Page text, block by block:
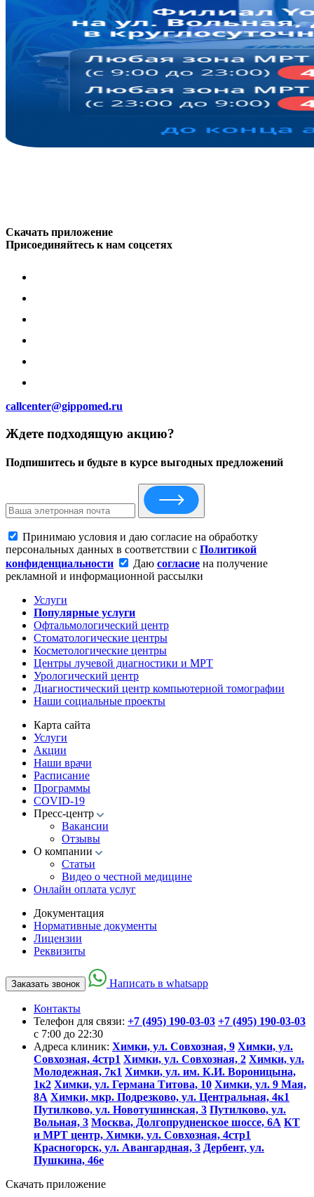
Скачать приложение
Присоединяйтесь к нам соцсетях
callcenter@gippomed.ru
Ждете подходящую акцию?
Подпишитесь и будьте в курсе выгодных предложений
Принимаю условия и даю согласие на обработку
персональных данных в соответствии с Политикой
конфиденциальности
Даю согласие на получение
рекламной и информационной рассылки
Услуги
Популярные услуги
Офтальмологический центр
Стоматологические центры
Косметологические центры
Центры лучевой диагностики и МРТ
Урологический центр
Диагностический центр компьютерной томографии
Наши социальные проекты
Карта сайта
Услуги
Акции
Наши врачи
Расписание
Программы
COVID-19
Пресс-центр
Вакансии
Отзывы
О компании
Статьи
Видео о честной медицине
Онлайн оплата услуг
Документация
Нормативные документы
Лицензии
Реквизиты
Заказать звонок Написать в whatsapp
Контакты
Телефон для связи: +7 (495) 190-03-03 +7 (495) 190-03-03
c 7:00 до 22:30
Адреса клиник: Химки, ул. Совхозная, 9 Химки, ул.
Совхозная, 4стр1 Химки, ул. Совхозная, 2 Химки, ул.
Молодежная, 7к1 Химки, ул. им. К.И. Вороницына,
1к2 Химки, ул. Германа Титова, 10 Химки, ул. 9 Мая,
8А Химки, мкр. Подрезково, ул. Центральная, 4к1
Путилково, ул. Новотушинская, 3 Путилково, ул.
Вольная, 3 Москва, Долгопрудненское шоссе, 6А КТ
и МРТ центр, Химки, ул. Совхозная, 4стр1
Красногорск, ул. Авангардная, 3 Дербент, ул.
Пушкина, 46е
Скачать приложение